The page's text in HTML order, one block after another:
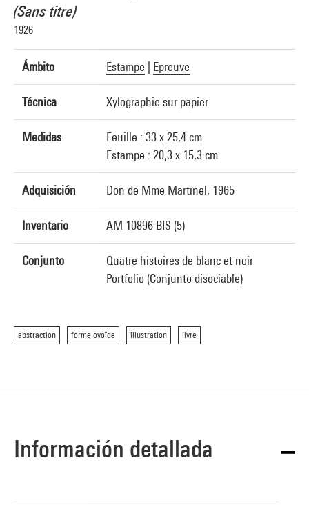
(Sans titre)
1926
Ámbito Estampe Epreuve
Técnica Xylographie sur papier
Medidas
Feuille : 33 x 25,4 cm
Estampe : 20,3 x 15,3 cm
Adquisición Don de Mme Martinel, 1965
Inventario AM 10896 BIS (5)
Conjunto
Quatre histoires de blanc et noir
Portfolio (Conjunto disociable)
abstraction forme ovoïde illustration livre
Difusión de la imagen :
Información detallada